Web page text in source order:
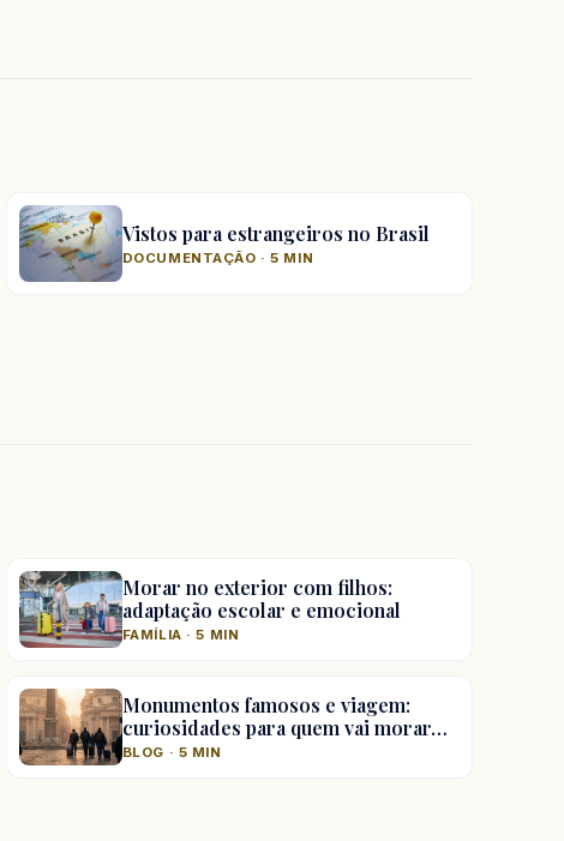
Vistos para estrangeiros no Brasil
DOCUMENTAÇÃO · 5 MIN
Morar no exterior com filhos:
adaptação escolar e emocional
FAMÍLIA · 5 MIN
Monumentos famosos e viagem:
curiosidades para quem vai morar…
BLOG · 5 MIN